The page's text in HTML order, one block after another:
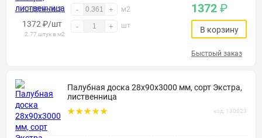
3800 ₽/м2 - + м2
1372 ₽/шт
2.77 штук в м2
- + шт
1372 ₽
В корзину
Быстрый заказ
Палубная доска 28х90х3000 мм, сорт Экстра,
лиственница
код: 130023